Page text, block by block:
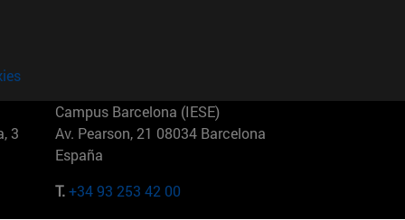
3
Campus Barcelona (IESE)
Av. Pearson, 21 08034 Barcelona
España
T.+34 93 253 42 00